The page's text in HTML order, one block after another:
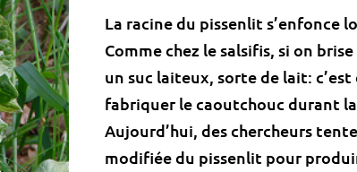
La racine du pissenlit s’enfonce
Comme chez le salsifis, si on
un suc laiteux, sorte de lait:
fabriquer le caoutchouc durant
Aujourd’hui, des chercheurs
modifiée du pissenlit pour